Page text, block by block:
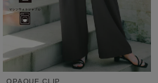
OPAQUE.CLIP